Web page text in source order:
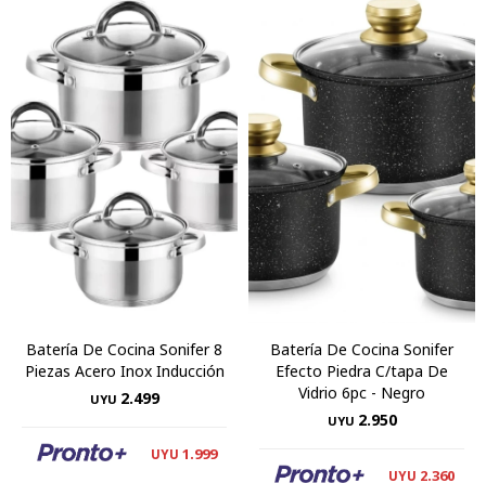
Batería De Cocina Sonifer 8
Piezas Acero Inox Inducción
UYU 2.499
UYU 1.999
Batería De Cocina Sonifer
Efecto Piedra C/tapa De
Vidrio 6pc - Negro
UYU 2.950
UYU 2.360